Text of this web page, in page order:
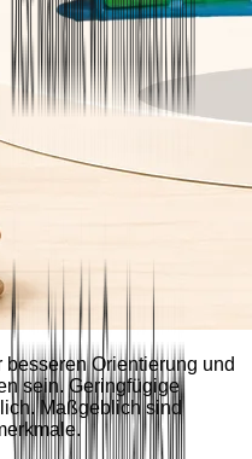
besseren Orientierung und
sein. Geringfügige
Maßgeblich sind